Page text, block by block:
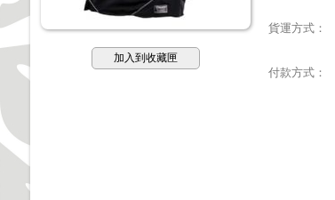
加入到收藏匣
貨運方式：
付款方式：